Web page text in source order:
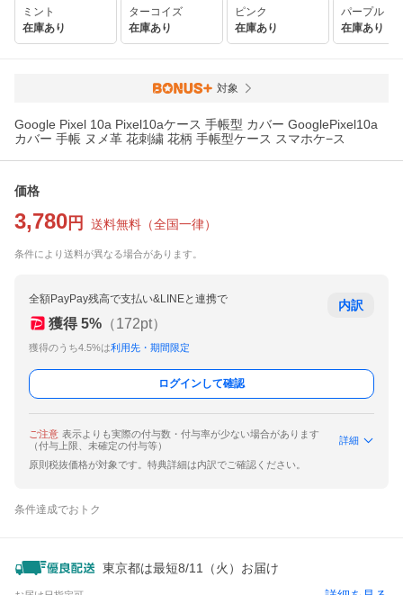
ミント
在庫あり
ターコイズ
在庫あり
ピンク
在庫あり
パープル
在庫あり
対象
Google Pixel 10a Pixel10aケース 手帳型 カバー GooglePixel10a
カバー 手帳 ヌメ革 花刺繍 花柄 手帳型ケース スマホケ−ス
価格
3,780 円 送料無料 （全国一律）
条件により送料が異なる場合があります。
全額PayPay残高で支払い&LINEと連携で
獲得 5% （172pt）
獲得のうち4.5%は利用先・期間限定
内訳
ログインして確認
ご注意 表示よりも実際の付与数・付与率が少ない場合があります
（付与上限、未確定の付与等）
詳細
原則税抜価格が対象です。特典詳細は内訳でご確認ください。
条件達成でおトク
東京都は最短8/11（火）お届け